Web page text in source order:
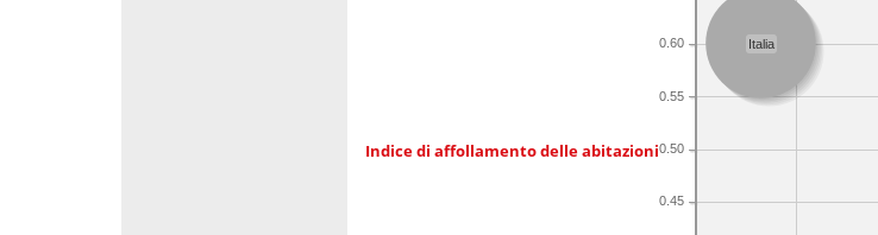
Indice di affollamento delle abitazioni
0.45
0.50
0.55
0.60 Italia